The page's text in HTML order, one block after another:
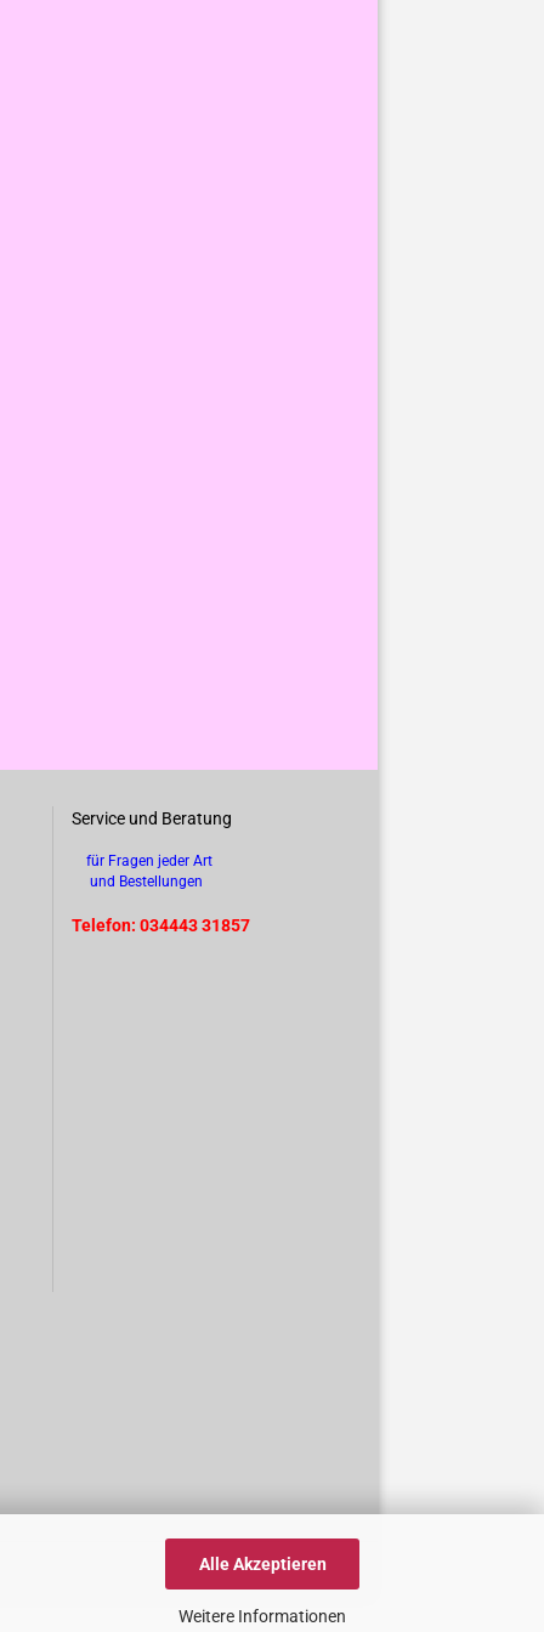
Alle Akzeptieren
Weitere Informationen
Service und Beratung
für Fragen jeder Art
und Bestellungen
Telefon: 034443 31857